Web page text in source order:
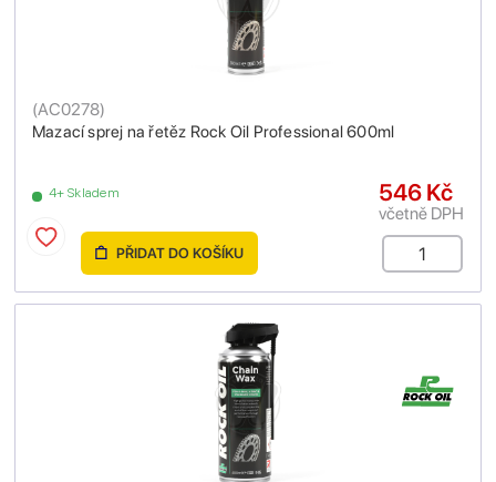
Mazací sprej na řetěz Rock Oil Professional 600ml
(AC0278)
4+ Skladem 546 Kč
včetně DPH
PŘIDAT DO KOŠÍKU